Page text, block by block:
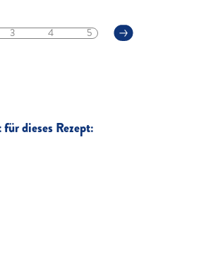
3 4 5
dieses Rezept: